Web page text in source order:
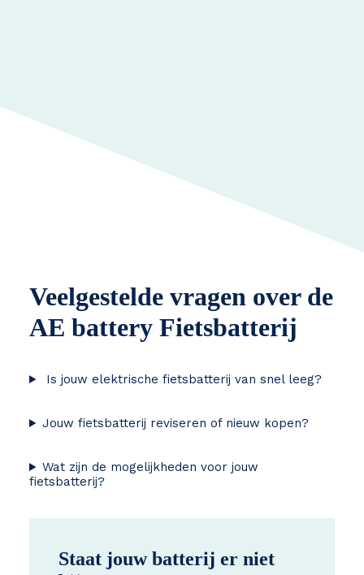
Veelgestelde vragen over de
AE battery Fietsbatterij
Is jouw elektrische fietsbatterij van snel leeg?
Jouw fietsbatterij reviseren of nieuw kopen?
Wat zijn de mogelijkheden voor jouw
fietsbatterij?
Staat jouw batterij er niet